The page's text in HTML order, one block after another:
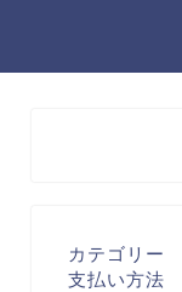
カテゴリー
支払い方法